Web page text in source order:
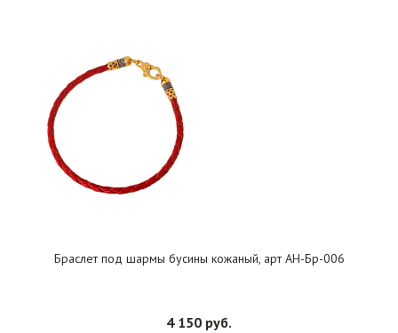
Браслет под шармы бусины кожаный, арт АН-Бр-006
4 150 руб.